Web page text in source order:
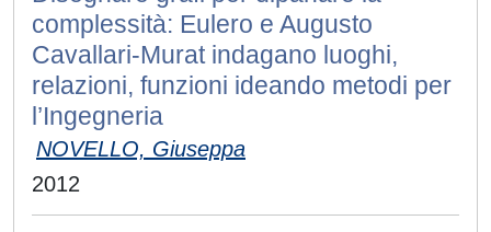
complessità: Eulero e Augusto
Cavallari-Murat indagano luoghi,
relazioni, funzioni ideando metodi per
l’Ingegneria
NOVELLO, Giuseppa
2012